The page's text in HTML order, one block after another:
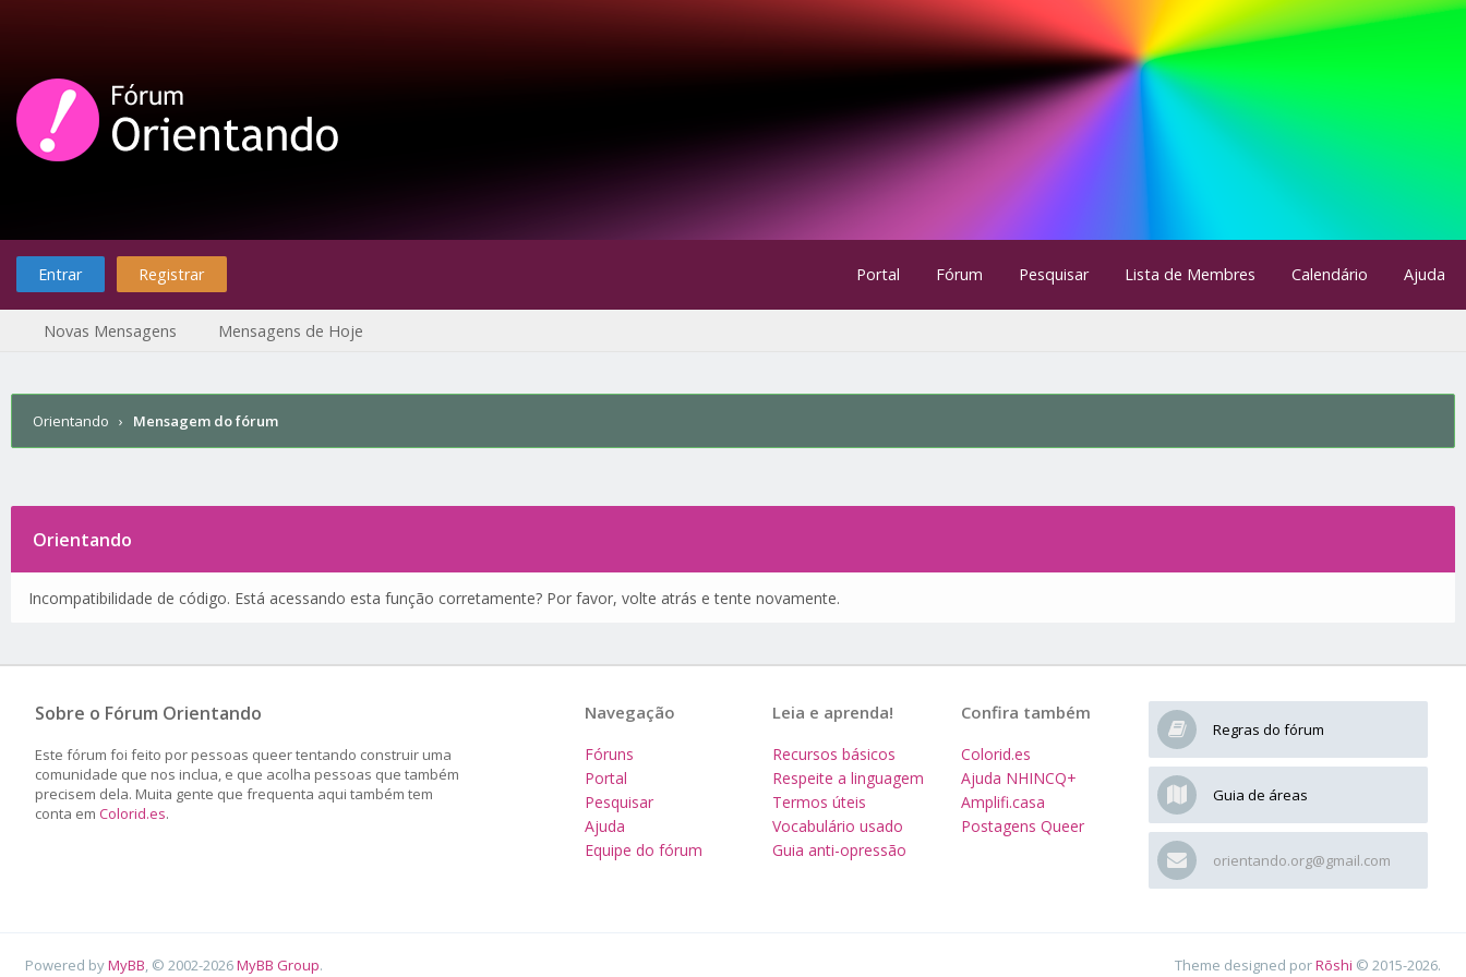
Entrar Registrar Portal Fórum Pesquisar Lista de Membres Calendário Ajuda
Novas Mensagens Mensagens de Hoje
Orientando › Mensagem do fórum
Orientando
Incompatibilidade de código. Está acessando esta função corretamente? Por favor, volte atrás e tente novamente.
Sobre o Fórum Orientando
Este fórum foi feito por pessoas queer tentando construir uma
comunidade que nos inclua, e que acolha pessoas que também
precisem dela. Muita gente que frequenta aqui também tem
conta em Colorid.es.
Regras do fórum
Guia de áreas
orientando.org@gmail.com
Confira também
Colorid.es
Ajuda NHINCQ+
Amplifi.casa
Postagens Queer
Leia e aprenda!
Recursos básicos
Respeite a linguagem
Termos úteis
Vocabulário usado
Guia anti-opressão
Navegação
Fóruns
Portal
Pesquisar
Ajuda
Equipe do fórum
Powered byMyBB , © 2002-2026MyBB Group. Theme designed porRōshi © 2015-2026.